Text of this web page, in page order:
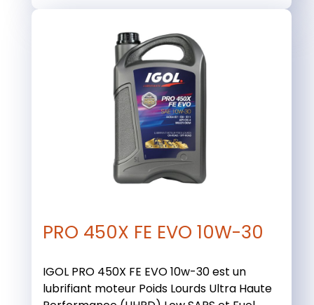
PRO 450X FE EVO 10W-30
IGOL PRO 450X FE EVO 10w-30 est un
lubrifiant moteur Poids Lourds Ultra Haute